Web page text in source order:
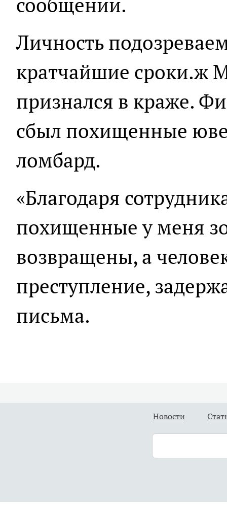
Личность
кратчайшие сроки.ж
признался в краже.
сбыл похищенные
ломбард.
«Благодаря
похищенные у меня
возвращены, а
преступление,
письма.
Новости